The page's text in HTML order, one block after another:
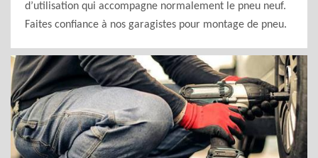
d’utilisation qui accompagne normalement le pneu neuf.
Faites confiance à nos garagistes pour montage de pneu.